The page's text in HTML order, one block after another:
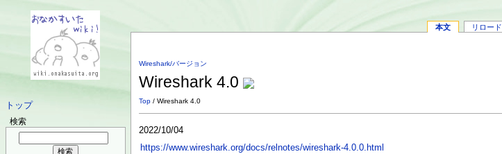
トップ
検索
本文 リロード
Wireshark/バージョン
Wireshark 4.0
Top / Wireshark 4.0
2022/10/04
https://www.wireshark.org/docs/relnotes/wireshark-4.0.0.html